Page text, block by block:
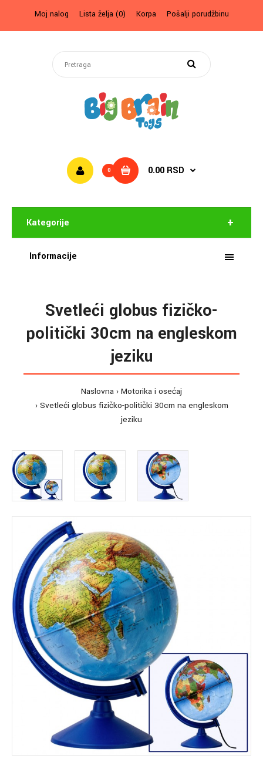
Moj nalog Lista želja (0) Korpa Pošalji porudžbinu
0 0.00 RSD
Kategorije
Informacije
Svetleći globus fizičko-
politički 30cm na engleskom
jeziku
Naslovna
Motorika i osećaj
Svetleći globus fizičko-politički 30cm na engleskom
jeziku